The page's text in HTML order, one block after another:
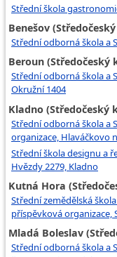
Střední škola
Benešov
Střední odborná škola a
Beroun (Středočeský
Střední odborná škola a
Okružní 1404
Kladno (Středočeský
Střední odborná škola a
organizace, Hlaváčkovo
Střední škola designu a
Hvězdy 2279, Kladno
Kutná Hora
Střední zemědělská
příspěvková organizace,
Mladá Boleslav
Střední odborná škola a